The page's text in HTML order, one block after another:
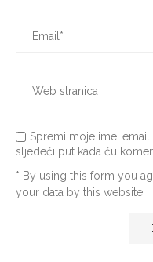
Spremi moje ime,
sljedeći put kada ću
* By using this form you
your data by this website.